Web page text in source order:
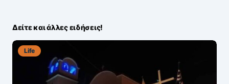
Δείτε και άλλες ειδήσεις!
Life